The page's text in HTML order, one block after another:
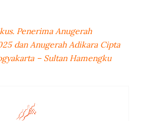
Penerima Anugerah
dan Anugerah Adikara Cipta
– Sultan Hamengku